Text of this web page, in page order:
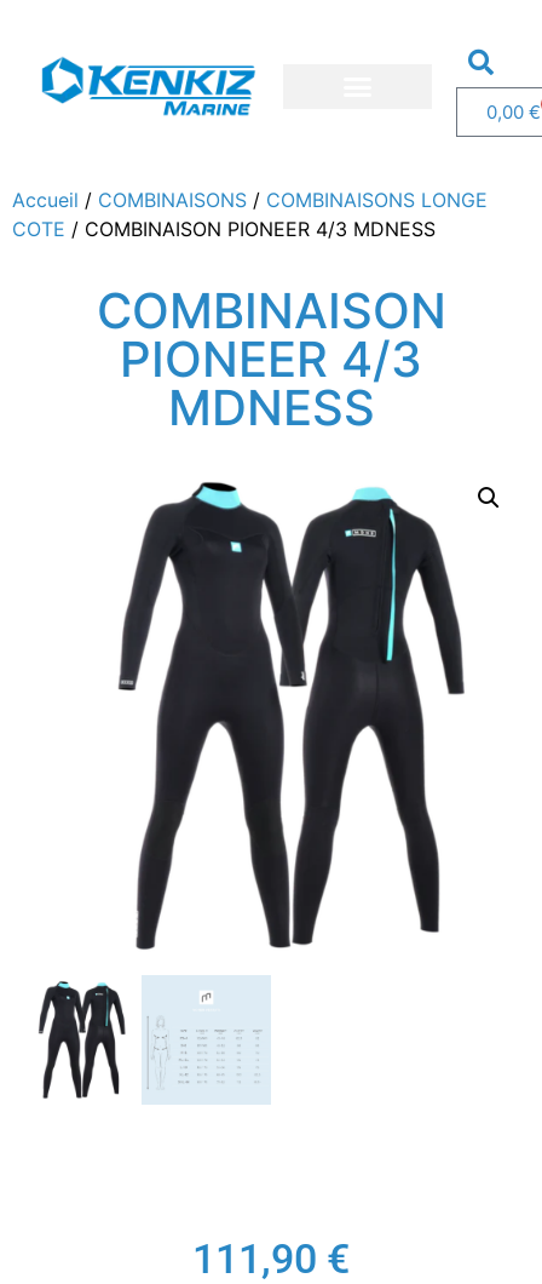
0,00 €
Accueil / COMBINAISONS / COMBINAISONS LONGE
COTE / COMBINAISON PIONEER 4/3 MDNESS
COMBINAISON
PIONEER 4/3
MDNESS
111,90 €